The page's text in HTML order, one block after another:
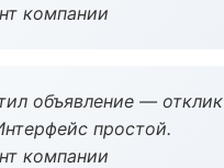
компании
объявление — отклик
простой.
компании